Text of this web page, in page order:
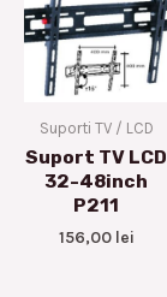
Suporti TV / LCD
Suport TV LCD
32-48inch
P211
156,00 lei